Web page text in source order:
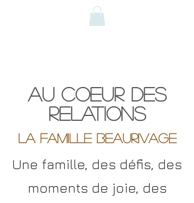
Au coeur des
relations
La famille beaurivage
Une famille, des défis, des
moments de joie, des